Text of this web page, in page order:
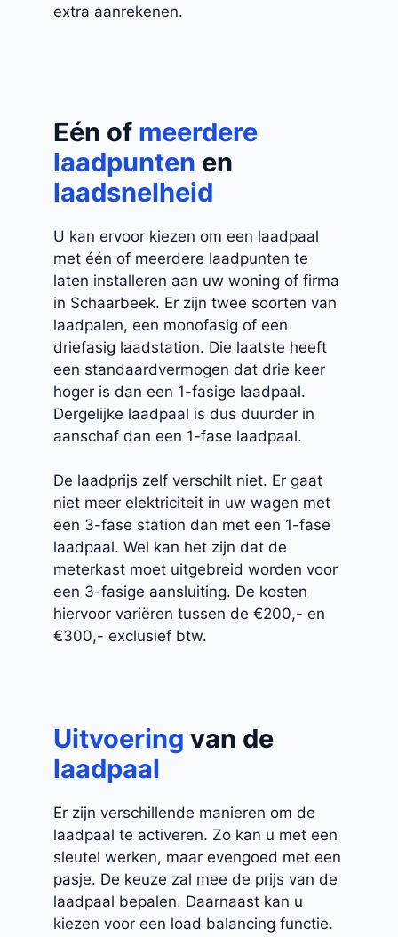
extra aanrekenen.
Eén of meerdere
laadpunten en
laadsnelheid
U kan ervoor kiezen om een laadpaal
met één of meerdere laadpunten te
laten installeren aan uw woning of firma
in Schaarbeek. Er zijn twee soorten van
laadpalen, een monofasig of een
driefasig laadstation. Die laatste heeft
een standaardvermogen dat drie keer
hoger is dan een 1-fasige laadpaal.
Dergelijke laadpaal is dus duurder in
aanschaf dan een 1-fase laadpaal.
De laadprijs zelf verschilt niet. Er gaat
niet meer elektriciteit in uw wagen met
een 3-fase station dan met een 1-fase
laadpaal. Wel kan het zijn dat de
meterkast moet uitgebreid worden voor
een 3-fasige aansluiting. De kosten
hiervoor variëren tussen de €200,- en
€300,- exclusief btw.
Uitvoering van de
laadpaal
Er zijn verschillende manieren om de
laadpaal te activeren. Zo kan u met een
sleutel werken, maar evengoed met een
pasje. De keuze zal mee de prijs van de
laadpaal bepalen. Daarnaast kan u
kiezen voor een load balancing functie.